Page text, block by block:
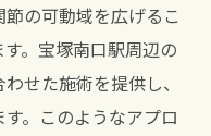
の可動域を広げるこ
。宝塚南口駅周辺の
せた施術を提供し、
。このようなアプロ